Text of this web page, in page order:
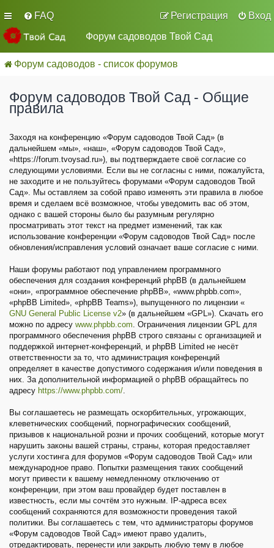
FAQ Вход
Регистрация
Форум садоводов Твой Сад
Форум садоводов - список форумов
Форум садоводов Твой Сад - Общие
правила
Заходя на конференцию «Форум садоводов Твой Сад» (в
дальнейшем «мы», «наш», «Форум садоводов Твой Сад»,
«https://forum.tvoysad.ru»), вы подтверждаете своё согласие со
следующими условиями. Если вы не согласны с ними, пожалуйста,
не заходите и не пользуйтесь форумами «Форум садоводов Твой
Сад». Мы оставляем за собой право изменять эти правила в любое
время и сделаем всё возможное, чтобы уведомить вас об этом,
однако с вашей стороны было бы разумным регулярно
просматривать этот текст на предмет изменений, так как
использование конференции «Форум садоводов Твой Сад» после
обновления/исправления условий означает ваше согласие с ними.
Наши форумы работают под управлением программного
обеспечения для создания конференций phpBB (в дальнейшем
«они», «программное обеспечение phpBB», «www.phpbb.com»,
«phpBB Limited», «phpBB Teams»), выпущенного по лицензии «
GNU General Public License v2» (в дальнейшем «GPL»). Скачать его
можно по адресу www.phpbb.com. Ограничения лицензии GPL для
программного обеспечения phpBB строго связаны с организацией и
поддержкой интернет-конференций, и phpBB Limited не несёт
ответственности за то, что администрация конференций
определяет в качестве допустимого содержания и/или поведения в
них. За дополнительной информацией о phpBB обращайтесь по
адресу https://www.phpbb.com/.
Вы соглашаетесь не размещать оскорбительных, угрожающих,
клеветнических сообщений, порнографических сообщений,
призывов к национальной розни и прочих сообщений, которые могут
нарушить законы вашей страны, страны, которая предоставляет
услуги хостинга для форумов «Форум садоводов Твой Сад» или
международное право. Попытки размещения таких сообщений
могут привести к вашему немедленному отключению от
конференции, при этом ваш провайдер будет поставлен в
известность, если мы сочтём это нужным. IP-адреса всех
сообщений сохраняются для возможности проведения такой
политики. Вы соглашаетесь с тем, что администраторы форумов
«Форум садоводов Твой Сад» имеют право удалить,
отредактировать, перенести или закрыть любую тему в любое